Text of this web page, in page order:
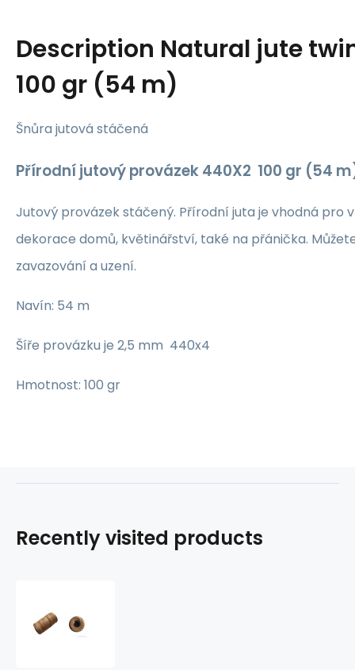
Description Natural jute
100 gr (54 m)
Šnůra jutová stáčená
Přírodní jutový provázek 440X2 100 gr (54
Jutový provázek stáčený. Přírodní juta je vhodná pro
dekorace domů, květinářství, také na přánička.
zavazování a uzení.
Navín: 54 m
Šíře provázku je 2,5 mm 440x4
Hmotnost: 100 gr
Recently visited products